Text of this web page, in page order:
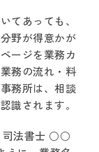
てあっても、
野が得意かが
ージを業務カ
務の流れ・料
務所は、相談
識されます。
司法書士 ○○